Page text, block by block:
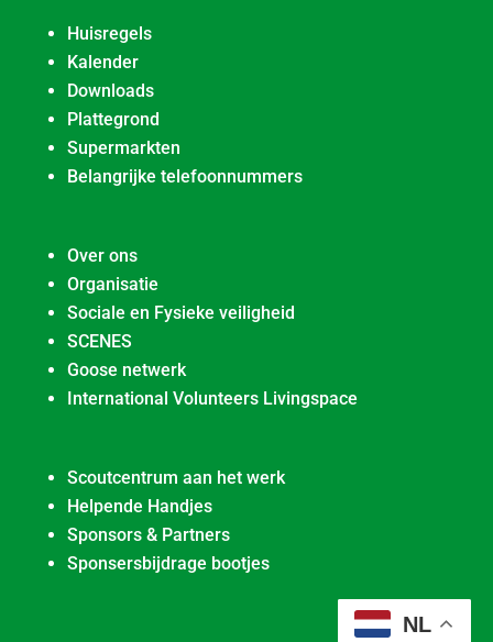
Huisregels
Kalender
Downloads
Plattegrond
Supermarkten
Belangrijke telefoonnummers
Over ons
Organisatie
Sociale en Fysieke veiligheid
SCENES
Goose netwerk
International Volunteers Livingspace
Scoutcentrum aan het werk
Helpende Handjes
Sponsors & Partners
Sponsersbijdrage bootjes
NL